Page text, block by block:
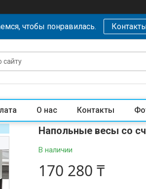
чтобы понравилась.
О нас Контакты
Напольные весы со
В наличии
170 280 ₸